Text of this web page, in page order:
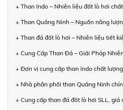
+ Than Indo – Nhiên liệu đốt lò hơi
+ Than Quảng Ninh – Nguồn năng
+ Than đá đốt lò hơi – Nhiên liệu tiết
+ Cung Cấp Than Đá – Giải Pháp
+ Đơn vị cung cấp than Indo chất
+ Nhà phân phối than Quảng Ninh
+ Cung cấp than đá đốt lò hơi SLL, giá